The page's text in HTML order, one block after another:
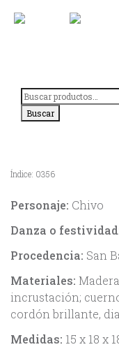
Buscar
por:
Buscar
Índice: 0356
Personaje: Chivo
Danza o
Procedencia: San
Materiales:
incrustación;
cordón brillante,
Medidas: 15 x 18 x